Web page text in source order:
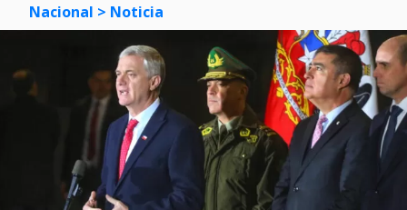
Nacional > Noticia